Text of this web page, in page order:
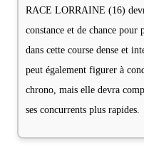
RACE LORRAINE (16)
constance et de chance pour
dans cette course dense et
peut également figurer à
chrono, mais elle devra
ses concurrents plus rapides.